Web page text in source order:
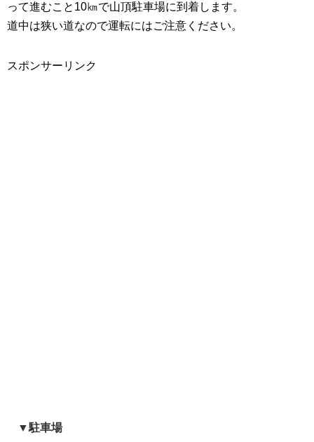
って進むこと10㎞で山頂駐車場に到着します。
道中は狭い道なので運転にはご注意ください。
スポンサーリンク
▼駐車場